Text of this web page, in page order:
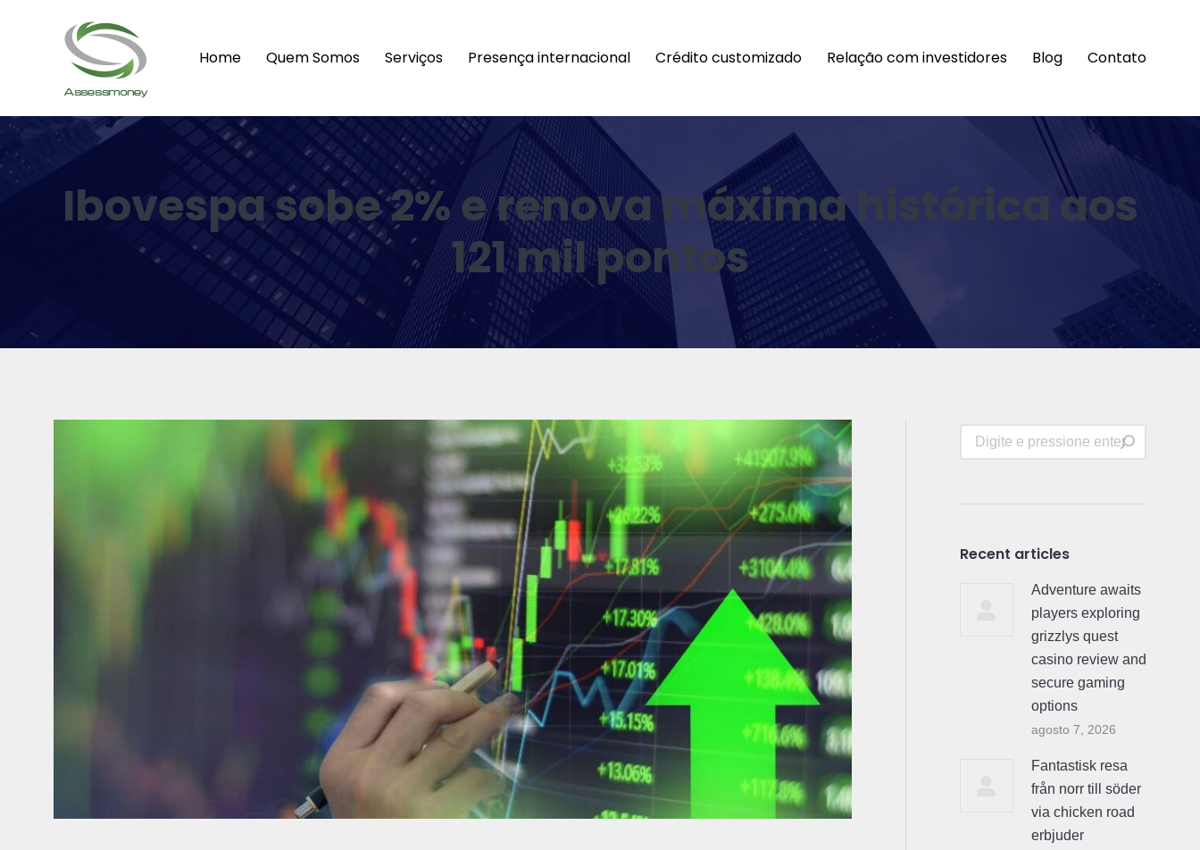
Home Quem Somos Serviços Presença internacional Crédito customizado Relação com investidores Blog Contato
Ibovespa sobe 2% e renova máxima histórica aos
121 mil pontos
Search:
Recent articles
Adventure awaits
players exploring
grizzlys quest
casino review and
secure gaming
options
agosto 7, 2026
Fantastisk resa
från norr till söder
via chicken road
erbjuder